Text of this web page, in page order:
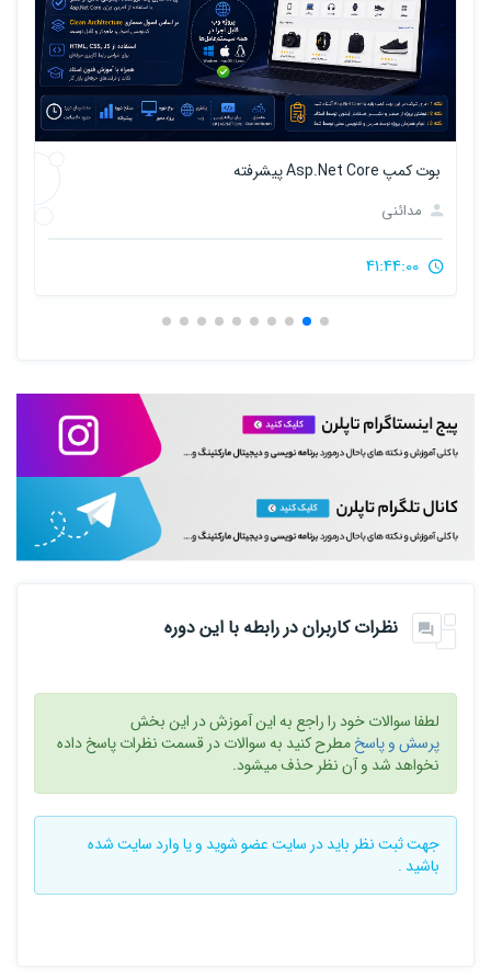
بوت کمپ Asp.Net Core پیشرفته
مدائنی
نظرات کاربران در رابطه با این دوره
لطفا سوالات خود را راجع به این آموزش در این بخش
پرسش و پاسخمطرح کنید به سوالات در قسمت نظرات پاسخ داده
نخواهد شد و آن نظر حذف میشود.
جهت ثبت نظر باید در سایتعضو شوید و یاوارد سایتشده
باشید .